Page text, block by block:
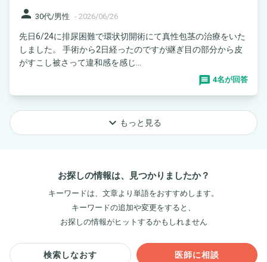
person 30代/男性 - 2026/06/26
先日6/24に排尿困難で環状切開術にて真性包茎の治療をいた
しました。 手術から2日経ったのですが継ぎ目の部分から皮
がすこし被さって違和感を感じ...
4名が回答
keyboard_arrow_down もっと見る
お探しの情報は、見つかりましたか？
キーワードは、文章より単語をおすすめします。
キーワードの追加や変更をすると、
お探しの情報がヒットするかもしれません
検索しなおす 医師に相談